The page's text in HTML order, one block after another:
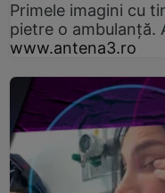
Primele imagini cu
pietre o ambulanță.
www.antena3.ro